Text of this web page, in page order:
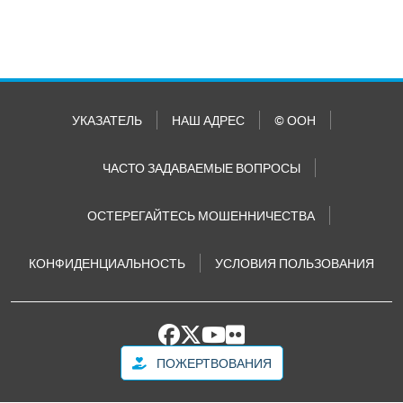
УКАЗАТЕЛЬ НАШ АДРЕС © ООН
ЧАСТО ЗАДАВАЕМЫЕ ВОПРОСЫ
ОСТЕРЕГАЙТЕСЬ МОШЕННИЧЕСТВА
КОНФИДЕНЦИАЛЬНОСТЬ УСЛОВИЯ ПОЛЬЗОВАНИЯ
ПОЖЕРТВОВАНИЯ